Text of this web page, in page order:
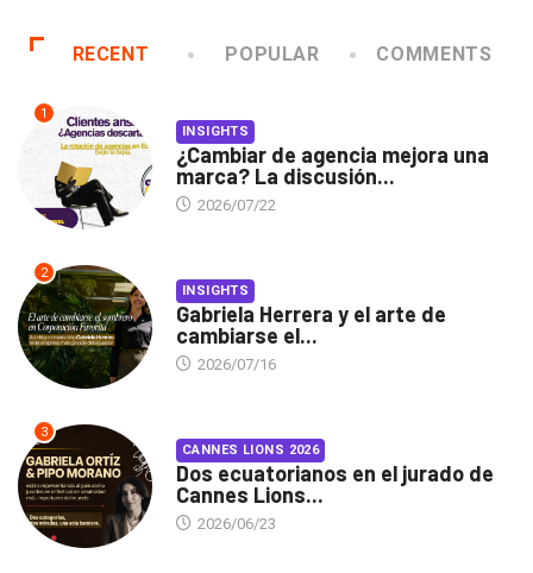
RECENT POPULAR COMMENTS
1
INSIGHTS
¿Cambiar de agencia mejora una
marca? La discusión...
2026/07/22
2
INSIGHTS
Gabriela Herrera y el arte de
cambiarse el...
2026/07/16
3
CANNES LIONS 2026
Dos ecuatorianos en el jurado de
Cannes Lions...
2026/06/23